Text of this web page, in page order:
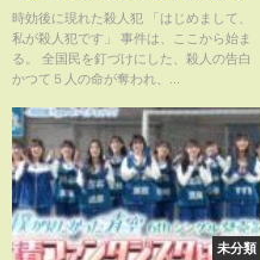
【HD】2017年6月10日（土）公
開
時効後に現れた殺人犯 「はじめまして、
私が殺人犯です」 事件は、ここから始ま
る。 全国民を釘づけにした、殺人の告白
かつて５人の命が奪われ、...
未分類